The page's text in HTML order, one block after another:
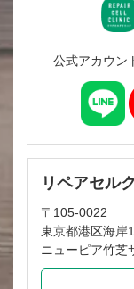
公式アカウン
リペアセル
〒105-0022
東京都港区海岸
ニューピア竹芝